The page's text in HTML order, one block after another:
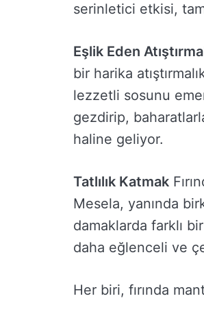
serinletici etkisi,
Eşlik Eden
bir harika
lezzetli sosunu
gezdirip,
haline geliyor.
Tatlılık Katmak
Mesela, yanında
damaklarda farklı
daha eğlenceli ve
Her biri, fırında